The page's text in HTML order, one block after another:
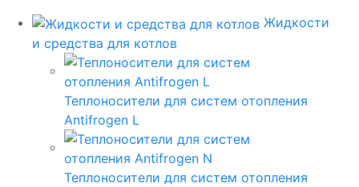
Жидкости
и средства для котлов
Теплоносители для систем отопления
Antifrogen L
Теплоносители для систем отопления